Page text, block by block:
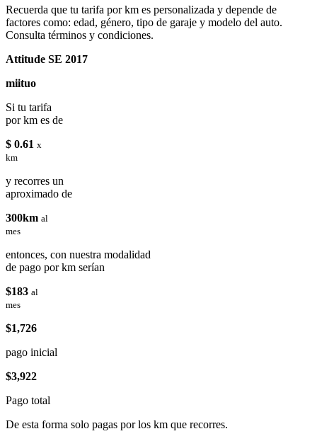
Recuerda que tu tarifa por km es personalizada y depende de
factores como: edad, género, tipo de garaje y modelo del auto.
Consulta términos y condiciones.
Attitude SE 2017
miituo
Si tu tarifa
por km es de
$ 0.61 x
km
y recorres un
aproximado de
300km al
mes
entonces, con nuestra modalidad
de pago por km serían
$183 al
mes
$1,726
pago inicial
$3,922
Pago total
De esta forma solo pagas por los km que recorres.